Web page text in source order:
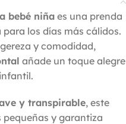
bebé niña es una prenda
los días más cálidos.
y comodidad,
añade un toque alegre
y transpirable, este
pequeñas y garantiza